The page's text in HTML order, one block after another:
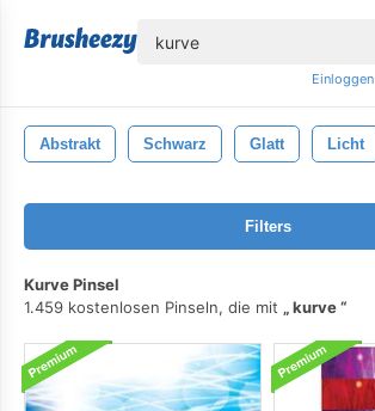
Einloggen
Abstrakt Schwarz Glatt Licht
Filters
Kurve Pinsel
1.459 kostenlosen Pinseln, die mit
kurve